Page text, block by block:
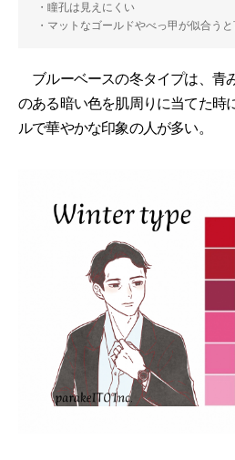
・瞳孔は見えにくい
・マットなゴールドやべっ甲が似合う
ブルーベースの冬タイプは、青
のある暗い色を肌周りに当てた時
ルで華やかな印象の人が多い。